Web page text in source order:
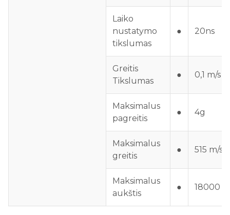
Laiko
nustatymo
tikslumas
● 20ns
Greitis
Tikslumas
● 0,1 m/s
Maksimalus
pagreitis
● 4g
Maksimalus
greitis
● 515 m/s
Maksimalus
aukštis
● 18000 m